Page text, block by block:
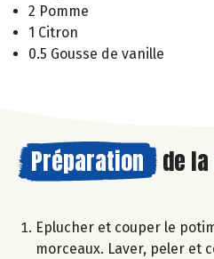
2 Pomme
1 Citron
0.5 Gousse de vanille
Préparation de la
Eplucher et couper le
morceaux. Laver, peler et